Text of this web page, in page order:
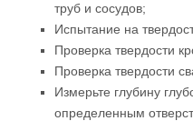
труб и сосудов;
Испытание на
Проверка твердости
Проверка твердости
Измерьте глубину
определенным